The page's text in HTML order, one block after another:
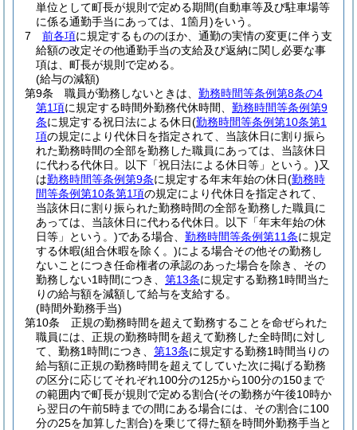
単位として町長が規則で定める期間(自動車等及び駐車場等
に係る通勤手当にあっては、1箇月)をいう。
7
前各項に規定するもののほか、通勤の実情の変更に伴う支
給額の改定その他通勤手当の支給及び返納に関し必要な事
項は、町長が規則で定める。
(給与の減額)
第9条
職員が勤務しないときは、 勤務時間等条例第8条の4
第1項に規定する時間外勤務代休時間、 勤務時間等条例第9
条に規定する祝日法による休日(勤務時間等条例第10条第1
項の規定により代休日を指定されて、当該休日に割り振ら
れた勤務時間の全部を勤務した職員にあっては、当該休日
に代わる代休日。以下「祝日法による休日等」という。)又
は勤務時間等条例第9条に規定する年末年始の休日(勤務時
間等条例第10条第1項の規定により代休日を指定されて、
当該休日に割り振られた勤務時間の全部を勤務した職員に
あっては、当該休日に代わる代休日。以下「年末年始の休
日等」という。)である場合、 勤務時間等条例第11条に規定
する休暇(組合休暇を除く。)による場合その他その勤務し
ないことにつき任命権者の承認のあった場合を除き、その
勤務しない1時間につき、 第13条に規定する勤務1時間当た
りの給与額を減額して給与を支給する。
(時間外勤務手当)
第10条
正規の勤務時間を超えて勤務することを命ぜられた
職員には、正規の勤務時間を超えて勤務した全時間に対し
て、勤務1時間につき、 第13条に規定する勤務1時間当りの
給与額に正規の勤務時間を超えてしていた次に掲げる勤務
の区分に応じてそれぞれ100分の125から100分の150まで
の範囲内で町長が規則で定める割合(その勤務が午後10時か
ら翌日の午前5時までの間にある場合には、その割合に100
分の25を加算した割合)を乗じて得た額を時間外勤務手当と